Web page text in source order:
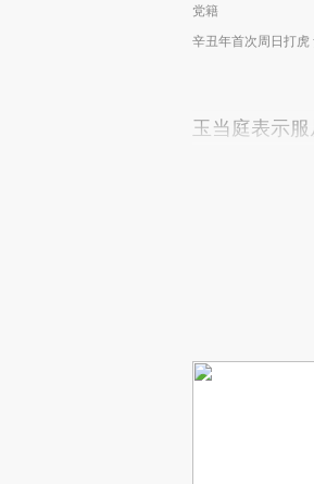
党籍
辛丑年首次周日打
玉当庭表示服